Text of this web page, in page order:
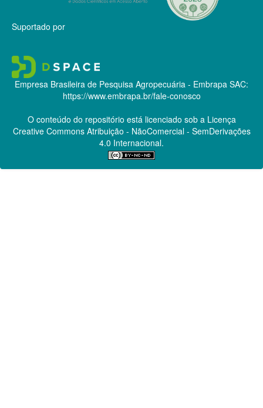
Suportado por
Empresa Brasileira de Pesquisa Agropecuária - Embrapa SAC:
https://www.embrapa.br/fale-conosco
O conteúdo do repositório está licenciado sob a Licença
Creative CommonsAtribuição - NãoComercial - SemDerivações
4.0 Internacional.